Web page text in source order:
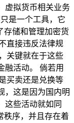
虚拟货币相关业务
是一个工具，它
存储和管理加密货
直接违反法律规
关键就在于这些
融活动。 倘若用
买卖还是兑换等
，这是因为国内明
这些活动就如同
秩序，并且存在着